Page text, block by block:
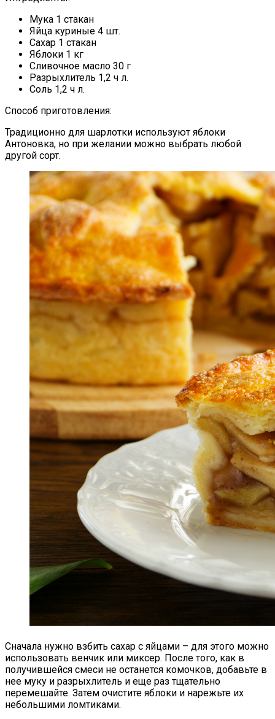
Мука 1 стакан
Яйца куриные 4 шт.
Сахар 1 стакан
Яблоки 1 кг
Сливочное масло 30 г
Разрыхлитель 1,2 ч л.
Соль 1,2 ч л.
Способ приготовления:
Традиционно для шарлотки используют яблоки
Антоновка, но при желании можно выбрать любой
другой сорт.
Сначала нужно взбить сахар с яйцами – для этого можно
использовать венчик или миксер. После того, как в
получившейся смеси не останется комочков, добавьте в
нее муку и разрыхлитель и еще раз тщательно
перемешайте. Затем очистите яблоки и нарежьте их
небольшими ломтиками.